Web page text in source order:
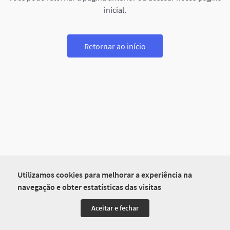
Utilizamos cookies para melhorar a experiência na
navegação e obter estatísticas das visitas
Aceitar e fechar
inicial.
Retornar ao início